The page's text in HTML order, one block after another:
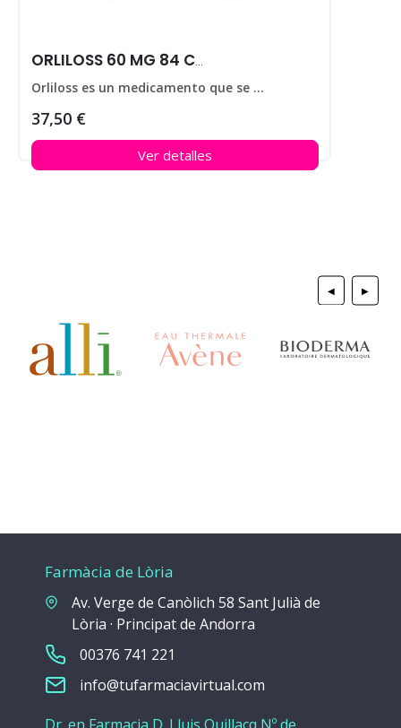
ORLILOSS 60 MG 84 CAPS
Orliloss es un medicamento que se utiliza para ayudar a perder peso en personas que padecen obesidad.
37,50 €
Ver detalles
◀ ▶
Farmàcia de Lòria
Av. Verge de Canòlich 58 Sant Julià de
Lòria · Principat de Andorra
00376 741 221
info@tufarmaciavirtual.com
Dr. en Farmacia D. Lluis Quillacq Nº de